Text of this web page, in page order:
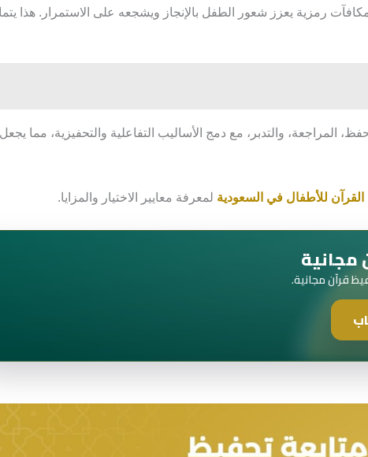
رمزية يعزز شعور الطفل بالإنجاز ويشجعه على الاستمرار. هذا
المراجعة، والتدبر، مع دمج الأساليب التفاعلية والتحفيزية، مما يجعل
القرآن للأطفال في السعودية لمعرفة معايير الاختيار والمزايا.
مجانية
قرآن مجانية.